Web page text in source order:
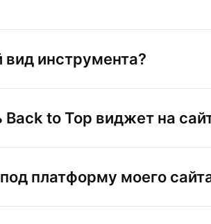
вид инструмента?
to Top виджет на
платформу моего